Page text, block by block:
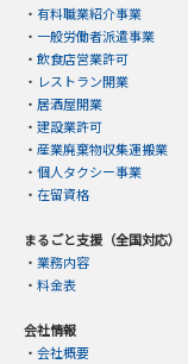
・ 有料職業紹介事業
・ 一般労働者派遣事業
・ 飲食店営業許可
・ レストラン開業
・ 居酒屋開業
・ 建設業許可
・ 産業廃棄物収集運搬業
・ 個人タクシー事業
・ 在留資格
まるごと支援（全国対応）
・ 業務内容
・ 料金表
会社情報
・ 会社概要